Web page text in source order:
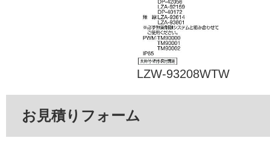
LZW-93208WTW
お見積りフォーム